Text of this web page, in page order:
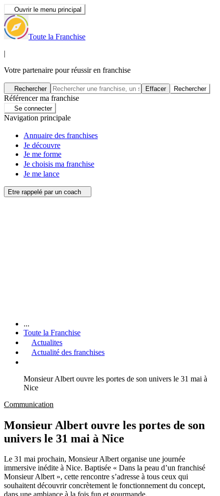
Ouvrir le menu principal
Toute la Franchise
|
Votre partenaire pour réussir en franchise
Rechercher Effacer Rechercher
Référencer ma franchise
Se connecter
Navigation principale
Annuaire des franchises
Je découvre
Je me forme
Je choisis ma franchise
Je me lance
Etre rappelé par un coach
...
Toute la Franchise
Actualites
Actualité des franchises
Monsieur Albert ouvre les portes de son univers le 31 mai à
Nice
Communication
Monsieur Albert ouvre les portes de son
univers le 31 mai à Nice
Le 31 mai prochain, Monsieur Albert organise une journée
immersive inédite à Nice. Baptisée « Dans la peau d’un franchisé
Monsieur Albert », cette rencontre s’adresse à tous ceux qui
souhaitent découvrir concrètement le fonctionnement du concept,